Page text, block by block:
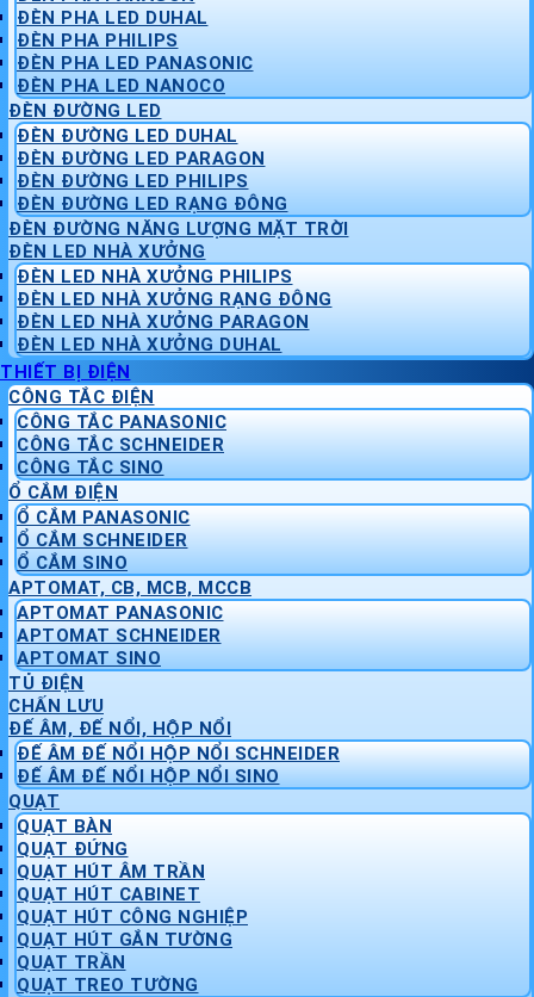
ĐÈN PHA LED DUHAL
ĐÈN PHA PHILIPS
ĐÈN PHA LED PANASONIC
ĐÈN PHA LED NANOCO
ĐÈN ĐƯỜNG LED
ĐÈN ĐƯỜNG LED DUHAL
ĐÈN ĐƯỜNG LED PARAGON
ĐÈN ĐƯỜNG LED PHILIPS
ĐÈN ĐƯỜNG LED RẠNG ĐÔNG
ĐÈN ĐƯỜNG NĂNG LƯỢNG MẶT TRỜI
ĐÈN LED NHÀ XƯỞNG
ĐÈN LED NHÀ XƯỞNG PHILIPS
ĐÈN LED NHÀ XƯỞNG RẠNG ĐÔNG
ĐÈN LED NHÀ XƯỞNG PARAGON
ĐÈN LED NHÀ XƯỞNG DUHAL
THIẾT BỊ ĐIỆN
CÔNG TẮC ĐIỆN
CÔNG TẮC PANASONIC
CÔNG TẮC SCHNEIDER
CÔNG TẮC SINO
Ổ CẮM ĐIỆN
Ổ CẮM PANASONIC
Ổ CẮM SCHNEIDER
Ổ CẮM SINO
APTOMAT, CB, MCB, MCCB
APTOMAT PANASONIC
APTOMAT SCHNEIDER
APTOMAT SINO
TỦ ĐIỆN
CHẤN LƯU
ĐẾ ÂM, ĐẾ NỔI, HỘP NỔI
ĐẾ ÂM ĐẾ NỔI HỘP NỔI SCHNEIDER
ĐẾ ÂM ĐẾ NỔI HỘP NỔI SINO
QUẠT
QUẠT BÀN
QUẠT ĐỨNG
QUẠT HÚT ÂM TRẦN
QUẠT HÚT CABINET
QUẠT HÚT CÔNG NGHIỆP
QUẠT HÚT GẮN TƯỜNG
QUẠT TRẦN
QUẠT TREO TƯỜNG